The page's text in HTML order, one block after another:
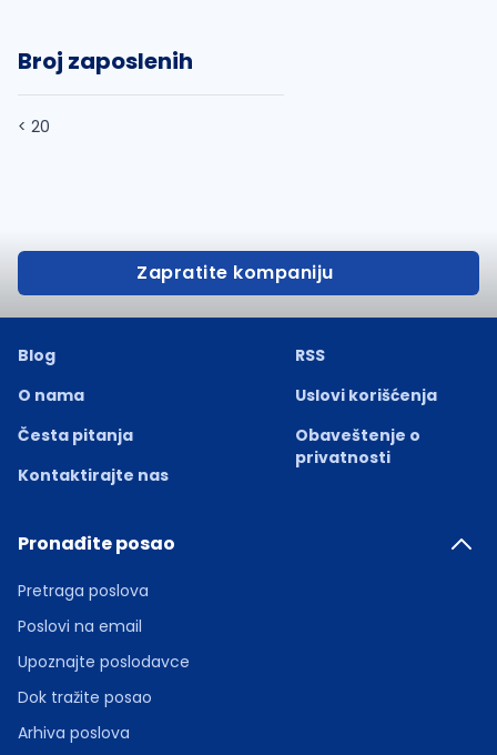
Broj zaposlenih
< 20
Zapratite kompaniju
Blog
O nama
Česta pitanja
Kontaktirajte nas
RSS
Uslovi korišćenja
Obaveštenje o
privatnosti
Pronađite posao
Pretraga poslova
Poslovi na email
Upoznajte poslodavce
Dok tražite posao
Arhiva poslova